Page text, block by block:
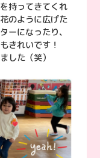
持ってきてくれ
のように広げた
ーになったり、
きれいです！
した（笑）